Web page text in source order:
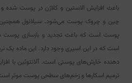
باعث افزایش الاستین و کلاژن در پوست شده
چین و چروک پوست می‌شود. سیلانول
پوست است که باعث تجدید و بازسازی پوست
است که در این اسپری وجود دارد. این ماده یک
دهنده خارش‌‌‌های پوستی است. آلانتوئین با
ترمیم اسکارها و زخم‌های سطحی پوست موثر